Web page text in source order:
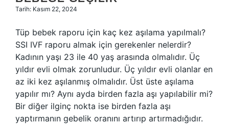
Tarih: Kasım 22, 2024
Tüp bebek raporu için kaç kez aşılama yapılmalı?
SSI IVF raporu almak için gerekenler nelerdir?
Kadının yaşı 23 ile 40 yaş arasında olmalıdır. Üç
yıldır evli olmak zorunludur. Üç yıldır evli olanlar en
az iki kez aşılanmış olmalıdır. Üst üste aşılama
yapılır mı? Aynı ayda birden fazla aşı yapılabilir mi?
Bir diğer ilginç nokta ise birden fazla aşı
yaptırmanın gebelik oranını artırıp artırmadığıdır.